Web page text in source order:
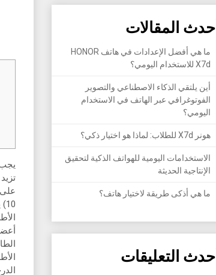
أحدث المقالات
ما هي أفضل الإعدادات في هاتف HONOR
X7d للاستخدام اليومي؟
أين يلتقي الذكاء الاصطناعي والتصوير
الفوتوغرافي عبر الهاتف في الاستخدام
اليومي؟
هونر X7d للطلاب: لماذا هو اختيار ذكي؟
الاستخدامات اليومية للهواتف الذكية لتحقيق
الإنتاجية الحديثة
ما هي أذكى طريقة لاختيار هاتف؟
أحدث التعليقات